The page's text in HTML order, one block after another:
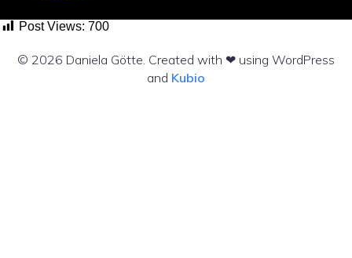
Post Views: 700
© 2026 Daniela Götte. Created with ❤ using WordPress
and Kubio